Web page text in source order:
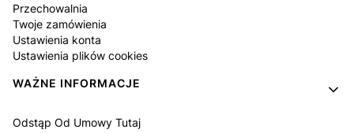
Przechowalnia
Twoje zamówienia
Ustawienia konta
Ustawienia plików cookies
WAŻNE INFORMACJE
Odstąp Od Umowy Tutaj